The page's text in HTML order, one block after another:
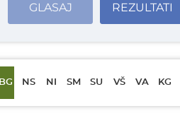
GLASAJ REZULTATI
BG NS NI SM SU VŠ VA KG